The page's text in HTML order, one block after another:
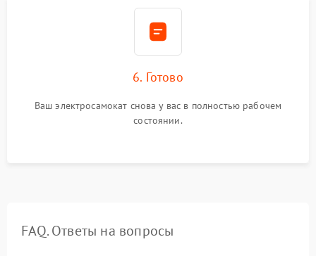
6. Готово
Ваш электросамокат снова у вас в полностью рабочем
состоянии.
FAQ. Ответы на вопросы